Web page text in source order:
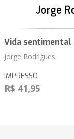
Vida sentimental
Jorge Rodrigues
IMPRESSO
R$ 41,95